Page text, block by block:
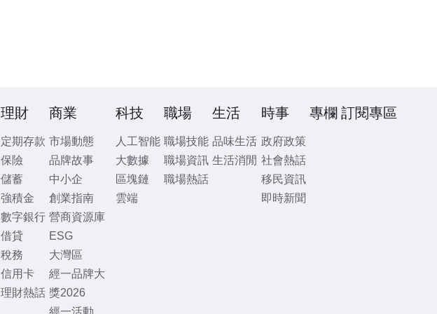
理財
定期存款
保險
儲蓄
強積金
數字銀行
借貸
稅務
信用卡
理財熱話
商業
市場動態
品牌故事
中小企
創業指南
營商資源庫
ESG
大灣區
經一品牌大
獎2026
經一活動
科技
人工智能
大數據
區塊鏈
雲端
職場
職場技能
職場資訊
職場熱話
生活
品味生活
生活消閒
時事
政府政策
社會熱話
移民資訊
即時新聞
專欄 訂閱專區